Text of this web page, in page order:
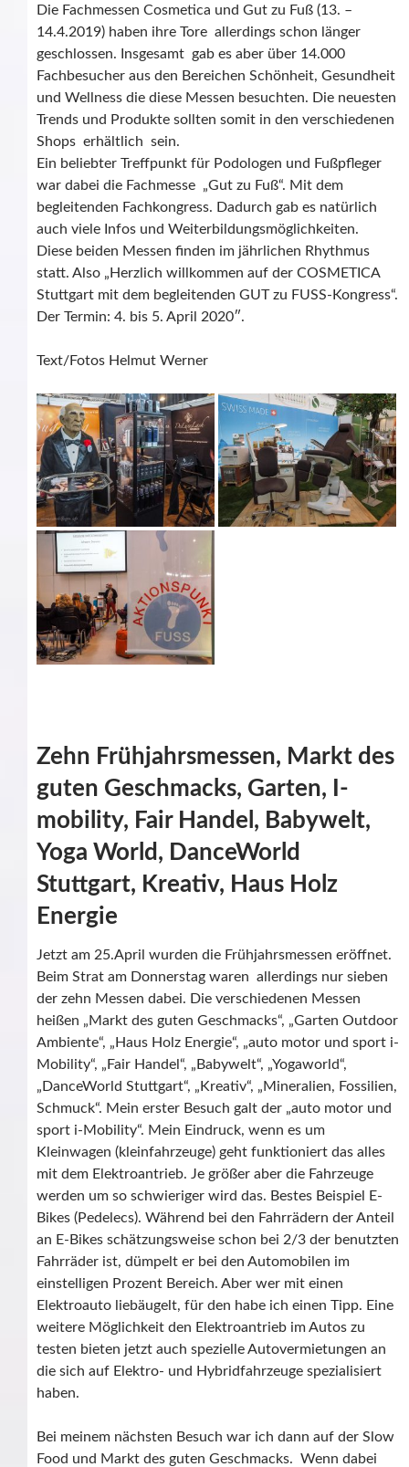
Die Fachmessen Cosmetica und Gut zu Fuß (13. –
14.4.2019) haben ihre Tore allerdings schon länger
geschlossen. Insgesamt gab es aber über 14.000
Fachbesucher aus den Bereichen Schönheit, Gesundheit
und Wellness die diese Messen besuchten. Die neuesten
Trends und Produkte sollten somit in den verschiedenen
Shops erhältlich sein.
Ein beliebter Treffpunkt für Podologen und Fußpfleger
war dabei die Fachmesse „Gut zu Fuß“. Mit dem
begleitenden Fachkongress. Dadurch gab es natürlich
auch viele Infos und Weiterbildungsmöglichkeiten.
Diese beiden Messen finden im jährlichen Rhythmus
statt. Also „Herzlich willkommen auf der COSMETICA
Stuttgart mit dem begleitenden GUT zu FUSS-Kongress“.
Der Termin: 4. bis 5. April 2020″.
Text/Fotos Helmut Werner
Zehn Frühjahrsmessen, Markt des
guten Geschmacks, Garten, I-
mobility, Fair Handel, Babywelt,
Yoga World, DanceWorld
Stuttgart, Kreativ, Haus Holz
Energie
Jetzt am 25.April wurden die Frühjahrsmessen eröffnet.
Beim Strat am Donnerstag waren allerdings nur sieben
der zehn Messen dabei. Die verschiedenen Messen
heißen „Markt des guten Geschmacks“, „Garten Outdoor
Ambiente“, „Haus Holz Energie“, „auto motor und sport i-
Mobility“, „Fair Handel“, „Babywelt“, „Yogaworld“,
„DanceWorld Stuttgart“, „Kreativ“, „Mineralien, Fossilien,
Schmuck“. Mein erster Besuch galt der „auto motor und
sport i-Mobility“. Mein Eindruck, wenn es um
Kleinwagen (kleinfahrzeuge) geht funktioniert das alles
mit dem Elektroantrieb. Je größer aber die Fahrzeuge
werden um so schwieriger wird das. Bestes Beispiel E-
Bikes (Pedelecs). Während bei den Fahrrädern der Anteil
an E-Bikes schätzungsweise schon bei 2/3 der benutzten
Fahrräder ist, dümpelt er bei den Automobilen im
einstelligen Prozent Bereich. Aber wer mit einen
Elektroauto liebäugelt, für den habe ich einen Tipp. Eine
weitere Möglichkeit den Elektroantrieb im Autos zu
testen bieten jetzt auch spezielle Autovermietungen an
die sich auf Elektro- und Hybridfahrzeuge spezialisiert
haben.
Bei meinem nächsten Besuch war ich dann auf der Slow
Food und Markt des guten Geschmacks. Wenn dabei